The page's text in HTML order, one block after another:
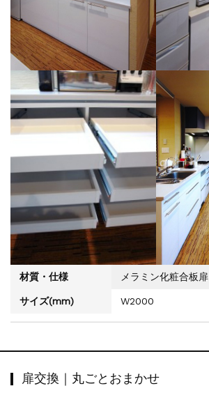
材質・仕様 メラミン化粧合板扉
サイズ(mm) W2000
扉交換｜丸ごとおまかせ